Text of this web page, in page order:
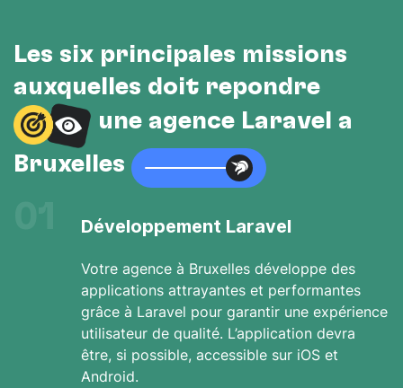
Les six principales missions
auxquelles doit répondre
une agence Laravel à
Bruxelles
Développement Laravel
Votre agence à Bruxelles développe des
applications attrayantes et performantes
grâce à Laravel pour garantir une expérience
utilisateur de qualité. L’application devra
être, si possible, accessible sur iOS et
Android.